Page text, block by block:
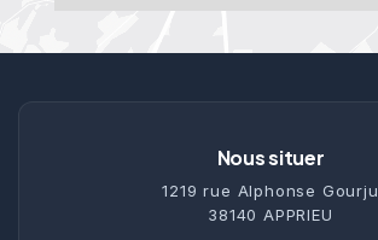
Nous situer
1219 rue Alphonse Gourju
38140 APPRIEU